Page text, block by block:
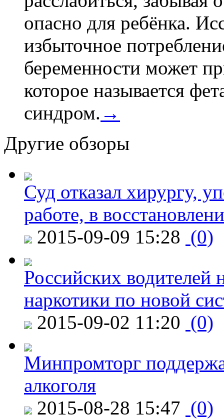
опасно для ребёнка.
избыточное
беременности может
которое называется
синдром. →
Другие обзоры
Суд отказал хирургу,
работе, в
2015-09-09 15:28 (0)
Российских водителей
наркотики по новой
2015-09-02 11:20 (0)
Минпромторг
алкоголя
2015-08-28 15:47 (0)